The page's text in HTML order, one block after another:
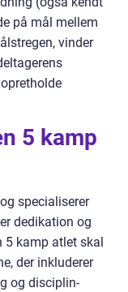
på mål mellem
vinder
5 kamp
specialiserer
dedikation og
5 kamp atlet skal
der inkluderer
og disciplin-